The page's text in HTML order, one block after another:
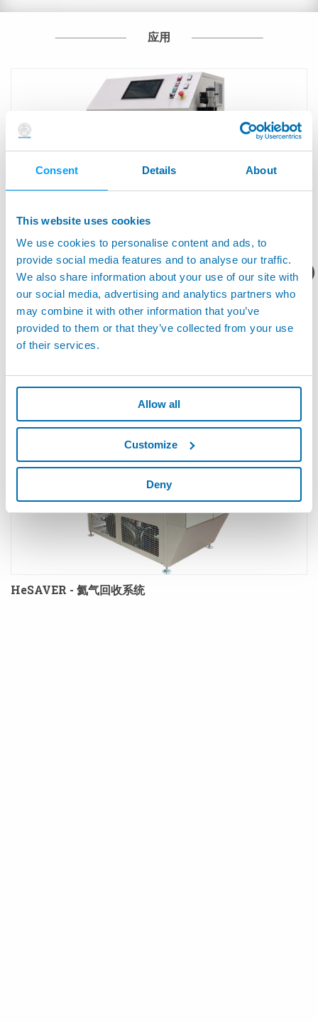
Consent Details About
This website uses cookies
We use cookies to personalise content and ads, to
provide social media features and to analyse our traffic.
We also share information about your use of our site with
our social media, advertising and analytics partners who
may combine it with other information that you’ve
provided to them or that they’ve collected from your use
of their services.
Allow all
Customize
Deny
应用
冷媒加注机
HeSAVER - 氦气回收系统
您想要了解什么呢？